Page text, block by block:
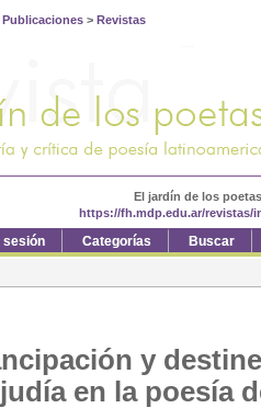
Publicaciones > Revistas
El jardín de los
https://fh.mdp.edu.ar/revistas/
sesión Categorías Buscar
y
en la poesía